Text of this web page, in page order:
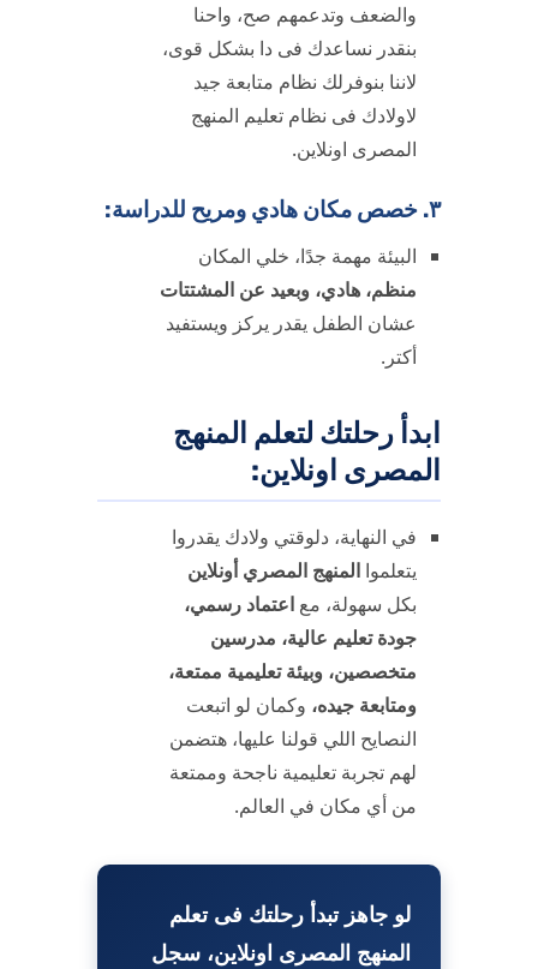
والضعف وتدعمهم صح، واحنا
بنقدر نساعدك فى دا بشكل قوى،
لاننا بنوفرلك نظام متابعة جيد
لاولادك فى نظام تعليم المنهج
المصرى اونلاين.
٣. خصص مكان هادي ومريح للدراسة:
البيئة مهمة جدًا، خلي المكان
منظم، هادي، وبعيد عن المشتتات
عشان الطفل يقدر يركز ويستفيد
أكتر.
ابدأ رحلتك لتعلم المنهج
المصرى اونلاين:
في النهاية، دلوقتي ولادك يقدروا
يتعلموا المنهج المصري أونلاين
بكل سهولة، مع اعتماد رسمي،
جودة تعليم عالية، مدرسين
متخصصين، وبيئة تعليمية ممتعة،
ومتابعة جيده، وكمان لو اتبعت
النصايح اللي قولنا عليها، هتضمن
لهم تجربة تعليمية ناجحة وممتعة
من أي مكان في العالم.
لو جاهز تبدأ رحلتك فى تعلم
المنهج المصرى اونلاين، سجل